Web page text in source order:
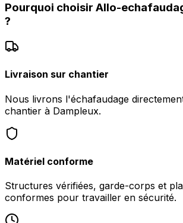
Pourquoi choisir Allo-
?
Livraison sur chantier
Nous livrons l'échafaudage
chantier à Dampleux.
Matériel conforme
Structures vérifiées, garde-corps et
conformes pour travailler en sécurité.